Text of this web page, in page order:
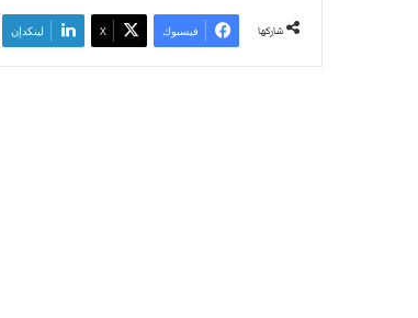
شاركها فيسبوك ‫X لينكدإن